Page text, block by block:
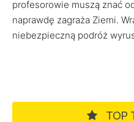
profesorowie muszą znać
naprawdę zagraża Ziemi.
niebezpieczną podróż
TOP